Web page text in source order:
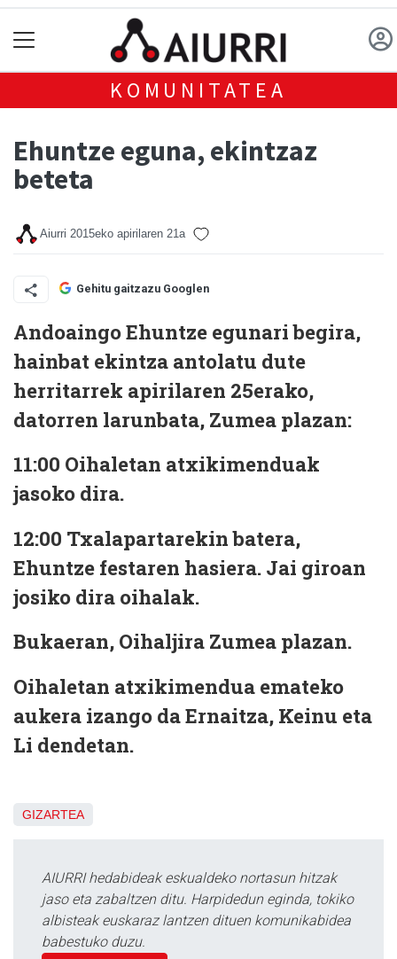
KOMUNITATEA
Ehuntze eguna, ekintzaz
beteta
Aiurri 2015eko apirilaren 21a
Gehitu gaitzazu Googlen
Andoaingo Ehuntze egunari begira,
hainbat ekintza antolatu dute
herritarrek apirilaren 25erako,
datorren larunbata, Zumea plazan:
11:00 Oihaletan atxikimenduak
jasoko dira.
12:00 Txalapartarekin batera,
Ehuntze festaren hasiera. Jai giroan
josiko dira oihalak.
Bukaeran, Oihaljira Zumea plazan.
Oihaletan atxikimendua emateko
aukera izango da Ernaitza, Keinu eta
Li dendetan.
GIZARTEA
AIURRI hedabideak eskualdeko nortasun hitzak
jaso eta zabaltzen ditu. Harpidedun eginda, tokiko
albisteak euskaraz lantzen dituen komunikabidea
babestuko duzu.